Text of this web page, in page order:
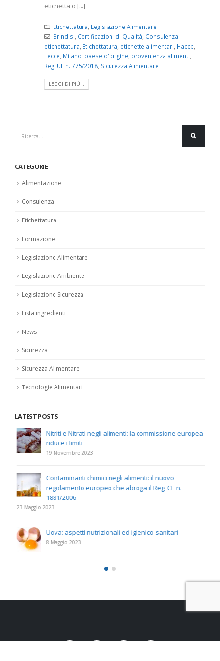
etichetta o [...]
Etichettatura Legislazione Alimentare
Brindisi Certificazioni di Qualità Consulenza
etichettatura Etichettatura etichette alimentari Haccp
Lecce Milano paese d'origine provenienza alimenti
Reg. UE n. 775/2018 Sicurezza Alimentare
LEGGI DI PIÙ...
CATEGORIE
Alimentazione
Consulenza
Etichettatura
Formazione
Legislazione Alimentare
Legislazione Ambiente
Legislazione Sicurezza
Lista ingredienti
News
Sicurezza
Sicurezza Alimentare
Tecnologie Alimentari
LATEST POSTS
Nitriti e Nitrati negli alimenti: la commissione europea
riduce i limiti
19 Novembre 2023
Contaminanti chimici negli alimenti: il nuovo
regolamento europeo che abroga il Reg. CE n.
1881/2006
23 Maggio 2023
Uova: aspetti nutrizionali ed igienico-sanitari
8 Maggio 2023